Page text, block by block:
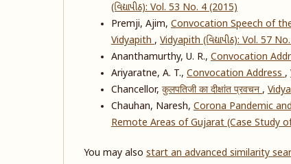
(વિદ્યાપીઠ): Vol. 53 No. 4 (2015)
Premji, Ajim, Convocation Speech of
Vidyapith, Vidyapith (વિદ્યાપીઠ): Vol. 57
Ananthamurthy, U. R., Convocation
Ariyaratne, A. T., Convocation Address,
Chancellor, कुलपतिजी का दीक्षांत प्रवचन,
Chauhan, Naresh, Corona Pandemic
Remote Areas of Gujarat (Case Study
You may also start an advanced similarity